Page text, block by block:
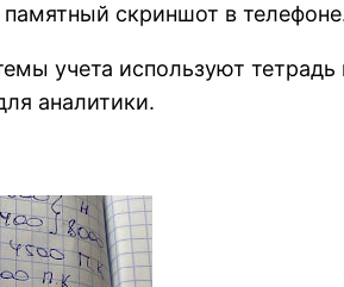
скриншот в
учета используют
аналитики.